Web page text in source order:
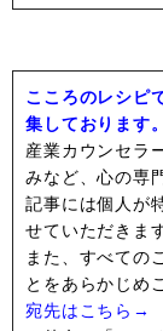
こころのレシピ
集しております。
産業カウンセラ
みなど、心の専
記事には個人が
せていただきま
また、すべての
とをあらかじめ
宛先はこちら→